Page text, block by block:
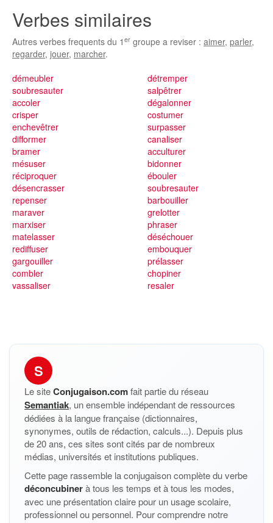
Verbes similaires
Autres verbes frequents du 1 er groupe a reviser : aimer, parler,
regarder, jouer, marcher.
démeubler
soubresauter
accoler
crisper
enchevêtrer
difformer
bramer
mésuser
réciproquer
détremper
salpêtrer
dégalonner
costumer
surpasser
canaliser
acculturer
bidonner
ébouler
désencrasser
repenser
maraver
marxiser
matelasser
rediffuser
gargouiller
combler
vassaliser
soubresauter
barbouiller
grelotter
phraser
déséchouer
embouquer
prélasser
chopiner
resaler
S
Le siteConjugaison.comfait partie du réseau
Semantiak, un ensemble indépendant de ressources
dédiées à la langue française (dictionnaires,
synonymes, outils de rédaction, calculs...). Depuis plus
de 20 ans, ces sites sont cités par de nombreux
médias, universités et institutions publiques.
Cette page rassemble la conjugaison complète du verbe
déconcubinerà tous les temps et à tous les modes,
avec une présentation claire pour un usage scolaire,
professionnel ou personnel. Pour comprendre notre